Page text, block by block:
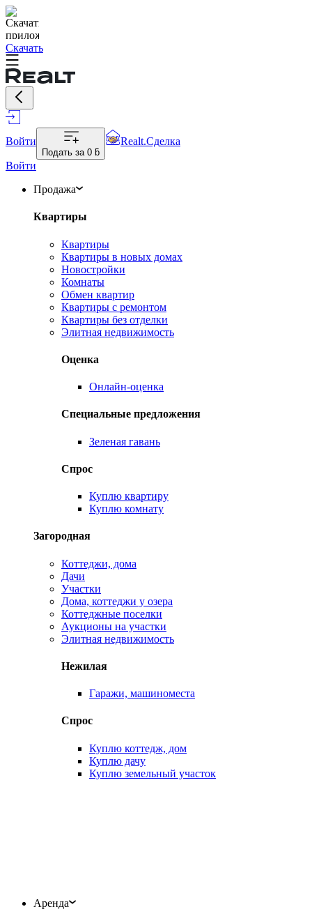
Скачать
Войти
Подать за 0 ƃ
Realt.Сделка
Войти
Продажа
Квартиры
Квартиры
Квартиры в новых домах
Новостройки
Комнаты
Обмен квартир
Квартиры с ремонтом
Квартиры без отделки
Элитная недвижимость
Оценка
Онлайн-оценка
Специальные предложения
Зеленая гавань
Спрос
Куплю квартиру
Куплю комнату
Загородная
Коттеджи, дома
Дачи
Участки
Дома, коттеджи у озера
Коттеджные поселки
Аукционы на участки
Элитная недвижимость
Нежилая
Гаражи, машиноместа
Спрос
Куплю коттедж, дом
Куплю дачу
Куплю земельный участок
Аренда